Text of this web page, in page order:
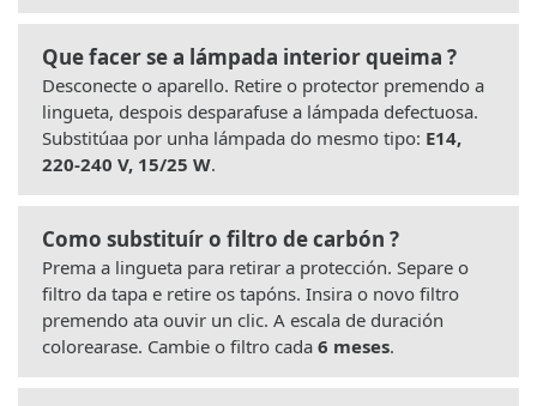
Que facer se a lámpada interior queima ?
Desconecte o aparello. Retire o protector premendo a
lingueta, despois desparafuse a lámpada defectuosa.
Substitúaa por unha lámpada do mesmo tipo: E14,
220-240 V, 15/25 W.
Como substituír o filtro de carbón ?
Prema a lingueta para retirar a protección. Separe o
filtro da tapa e retire os tapóns. Insira o novo filtro
premendo ata ouvir un clic. A escala de duración
colorearase. Cambie o filtro cada 6 meses.